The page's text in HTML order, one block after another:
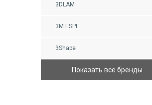
3DLAM
3M ESPE
3Shape
Показать все бренды